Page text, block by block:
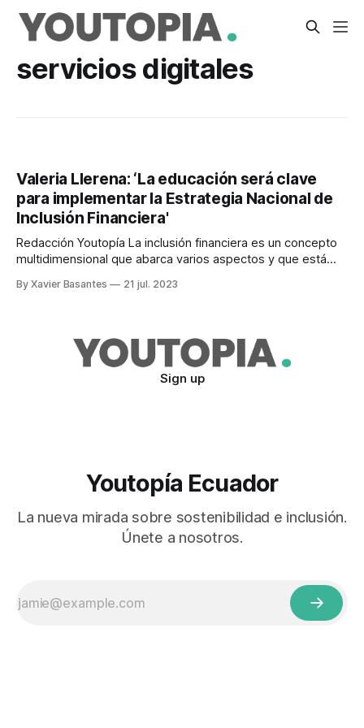
servicios digitales
Valeria Llerena: ‘La educación será clave
para implementar la Estrategia Nacional de
Inclusión Financiera'
Redacción Youtopía La inclusión financiera es un concepto
multidimensional que abarca varios aspectos y que está
Para consolidar ese propósito en el país se ultiman los
By Xavier Basantes 21 jul. 2023
Sign up
Youtopía Ecuador
La nueva mirada sobre sostenibilidad e inclusión.
Únete a nosotros.